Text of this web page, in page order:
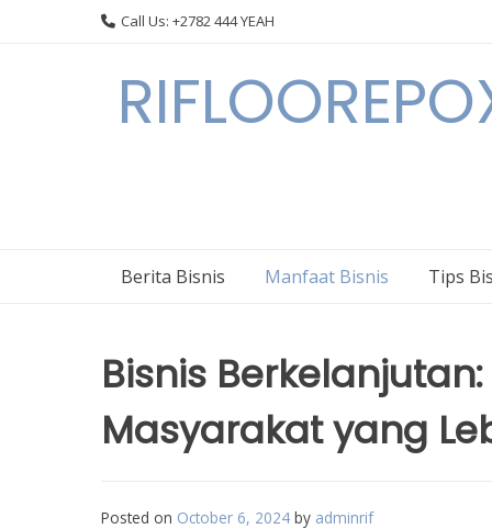
Call Us: +2782 444 YEAH
Berita Bisnis Manfaat Bisnis Tips
Bisnis
Masyarakat yang
Posted on October 6, 2024 by adminrif